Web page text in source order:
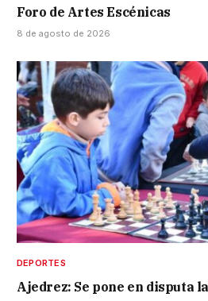
Foro de Artes Escénicas
8 de agosto de 2026
DEPORTES
Ajedrez: Se pone en disputa